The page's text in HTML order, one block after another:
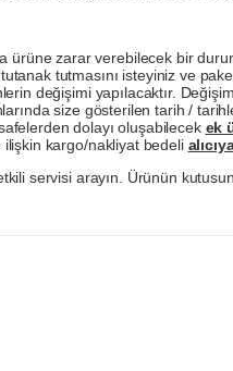
zarar verebilecek bir
tutmasını isteyiniz ve
değişimi yapılacaktır.
size gösterilen tarih /
dolayı oluşabilecek ek
ilişkin kargo/nakliyat bedeli
servisi arayın. Ürünün